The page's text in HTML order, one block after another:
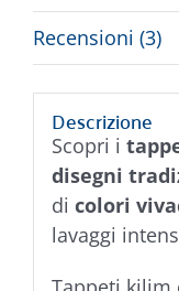
Recensioni (3)
Descrizione
Scopri i
disegni
di colori
lavaggi